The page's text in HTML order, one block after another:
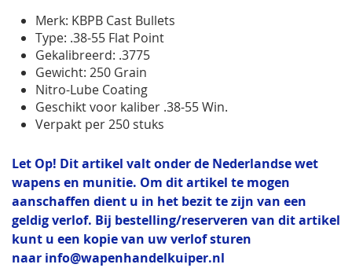
Merk: KBPB Cast Bullets
Type: .38-55 Flat Point
Gekalibreerd: .3775
Gewicht: 250 Grain
Nitro-Lube Coating
Geschikt voor kaliber .38-55 Win.
Verpakt per 250 stuks
Let Op! Dit artikel valt onder de Nederlandse wet
wapens en munitie. Om dit artikel te mogen
aanschaffen dient u in het bezit te zijn van een
geldig verlof. Bij bestelling/reserveren van dit artikel
kunt u een kopie van uw verlof sturen
naar info@wapenhandelkuiper.nl